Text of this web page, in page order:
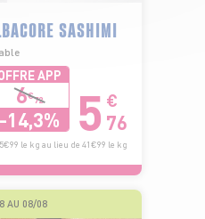
SASHIMI
APP
6€72
-14,3% 5 €
76
le kg au lieu de 41€99 le kg
AU 08/08